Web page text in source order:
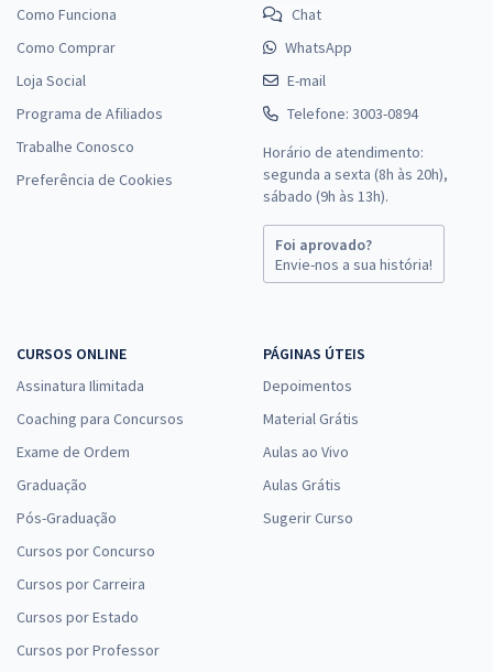
Como Funciona
Como Comprar
Loja Social
Programa de Afiliados
Trabalhe Conosco
Preferência de Cookies
Chat
WhatsApp
E-mail
Telefone: 3003-0894
Horário de atendimento:
segunda a sexta (8h às 20h),
sábado (9h às 13h).
Foi aprovado?
Envie-nos a sua história!
CURSOS ONLINE
Assinatura Ilimitada
Coaching para Concursos
Exame de Ordem
Graduação
Pós-Graduação
Cursos por Concurso
Cursos por Carreira
Cursos por Estado
Cursos por Professor
PÁGINAS ÚTEIS
Depoimentos
Material Grátis
Aulas ao Vivo
Aulas Grátis
Sugerir Curso